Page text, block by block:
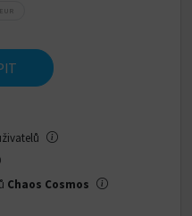
EUR
Chaos Cosmos